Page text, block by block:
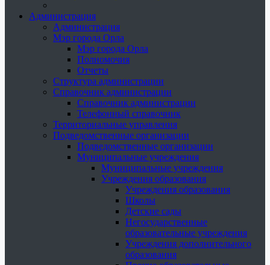
Администрация
Администрация
Мэр города Орла
Мэр города Орла
Полномочия
Отчеты
Структура администрации
Справочник администрации
Справочник администрации
Телефонный справочник
Территориальные управления
Подведомственные организации
Подведомственные организации
Муниципальные учреждения
Муниципальные учреждения
Учреждения образования
Учреждения образования
Школы
Детские сады
Негосударственные
образовательные учреждения
Учреждения дополнительного
образования